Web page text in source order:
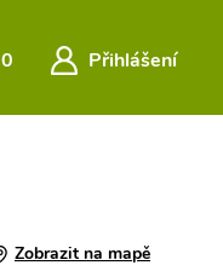
0 Přihlášení
Zobrazit na mapě